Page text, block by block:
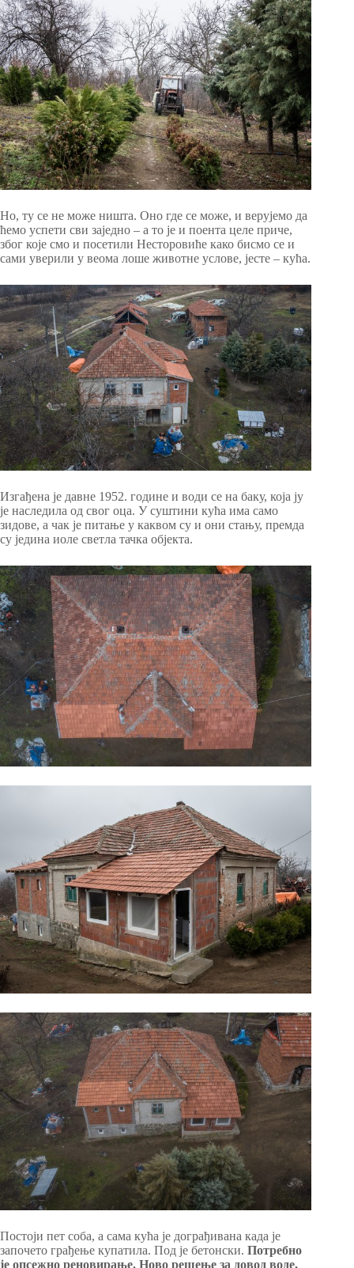
Но, ту се не може ништа. Оно где се може, и верујемо да
ћемо успети сви заједно – а то је и поента целе приче,
због које смо и посетили Несторовиће како бисмо се и
сами уверили у веома лоше животне услове, јесте – кућа.
Изгађена је давне 1952. године и води се на баку, која ју
је наследила од свог оца. У суштини кућа има само
зидове, а чак је питање у каквом су и они стању, премда
су једина иоле светла тачка објекта.
Постоји пет соба, а сама кућа је дограђивана када је
започето грађење купатила. Под је бетонски. Потребно
је опсежно реновирање. Ново решење за довод воде,